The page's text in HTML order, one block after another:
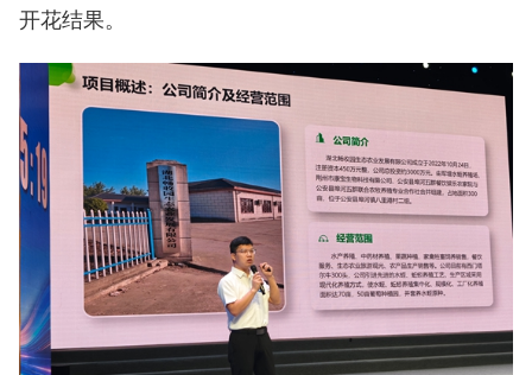
开花结果。